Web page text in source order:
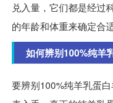
兑入量，它们都是经过
的年龄和体重来确定合
如何辨别100%纯羊
要辨别100%纯羊乳蛋